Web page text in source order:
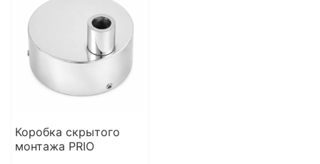
Коробка скрытого
монтажа PRIO